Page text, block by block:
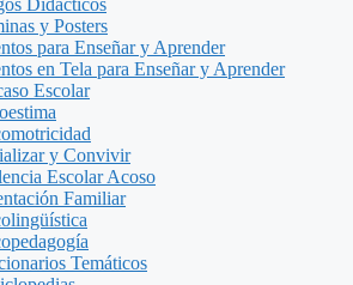
Didácticos
y Posters
para Enseñar y Aprender
en Tela para Enseñar y Aprender
Escolar
y Convivir
Escolar Acoso
Familiar
Temáticos